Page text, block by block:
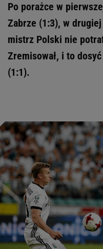
Po porażce w
Zabrze (1:3), w
mistrz Polski nie
Zremisował, i to
(1:1).